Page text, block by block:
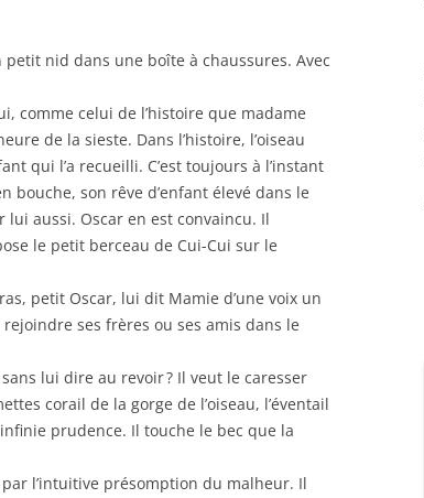
petit nid dans une boîte à chaussures. Avec
comme celui de l’histoire que madame
de la sieste. Dans l’histoire, l’oiseau
qui l’a recueilli. C’est toujours à l’instant
bouche, son rêve d’enfant élevé dans le
lui aussi. Oscar en est convaincu. Il
le petit berceau de Cui-Cui sur le
petit Oscar, lui dit Mamie d’une voix un
ses frères ou ses amis dans le
lui dire au revoir ? Il veut le caresser
corail de la gorge de l’oiseau, l’éventail
prudence. Il touche le bec que la
l’intuitive présomption du malheur. Il